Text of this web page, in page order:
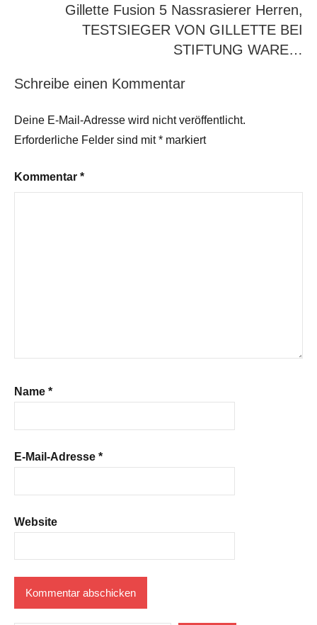
Gillette Fusion 5 Nassrasierer Herren,
TESTSIEGER VON GILLETTE BEI
STIFTUNG WARE…
Schreibe einen Kommentar
Deine E-Mail-Adresse wird nicht veröffentlicht.
Erforderliche Felder sind mit* markiert
Kommentar *
Name *
E-Mail-Adresse *
Website